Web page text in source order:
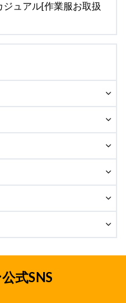
ュアル[作業服お取扱
式SNS